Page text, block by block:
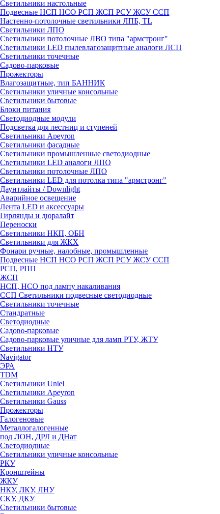
Светильники настольные
Подвесные НСП НСО РСП ЖСП РСУ ЖСУ ССП
Настенно-потолочные светильники ЛПБ, TL
Светильники ЛПО
Светильники потолочные ЛВО типа "армстронг"
Светильники LED пылевлагозащитные аналоги ЛСП
Светильники точечные
Садово-парковые
Прожекторы
Влагозащитные, тип БАННИК
Светильники уличные консольные
Светильники бытовые
Блоки питания
Светодиодные модули
Подсветка для лестниц и ступеней
Светильники Apeyron
Светильники фасадные
Светильники промышленные светодиодные
Светильники LED аналоги ЛПО
Светильники потолочные ЛПО
Светильники LED для потолка типа "армстронг"
Даунтлайты / Downlight
Аварийное освещение
Лента LED и аксессуары
Гирлянды и дюралайт
Переноски
Светильники НКП, ОБН
Светильники для ЖКХ
Фонари ручные, налобные, промышленные
Подвесные НСП НСО РСП ЖСП РСУ ЖСУ ССП
РСП, РПП
ЖСП
НСП, НСО под лампу накаливания
ССП Светильники подвесные светодиодные
Светильники точечные
Стандратные
Светодиодные
Садово-парковые
Садово-парковые уличные для ламп РТУ, ЖТУ
Светильники НТУ
Navigator
ЭРА
TDM
Светильники Uniel
Светильники Apeyron
Светильники Gauss
Прожекторы
Галогеновые
Металлогалогенные
под ЛОН, ДРЛ и ДНат
Светодиодные
Светильники уличные консольные
РКУ
Кронштейны
ЖКУ
НКУ, ЛКУ, ЛНУ
СКУ, ДКУ
Светильники бытовые